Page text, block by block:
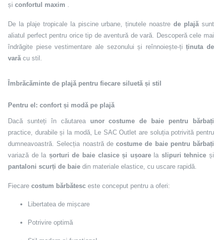
și confortul maxim
De la plaje tropicale la piscine urbane, ținutele noastrede plajă sunt
aliatul perfect pentru orice tip de aventură de vară. Descoperă cele mai
îndrăgite piese vestimentare ale sezonului și reînnoiește-țiținuta de
vară cu stil.
Îmbrăcăminte de plajă pentru fiecare siluetă și stil
Pentru el: confort și modă pe plajă
Dacă sunteți în căutarea unor costume de baie pentru bărbați
practice, durabile și la modă, Le SAC Outlet are soluția potrivită pentru
dumneavoastră. Selecția noastră de costume de baie pentru bărbați
variază de la șorturi de baie clasice și ușoarela slipuri tehnice și
pantaloni scurți de baie din materiale elastice, cu uscare rapidă.
Fiecare costum bărbătesc este conceput pentru a oferi:
Libertatea de mișcare
Potrivire optimă